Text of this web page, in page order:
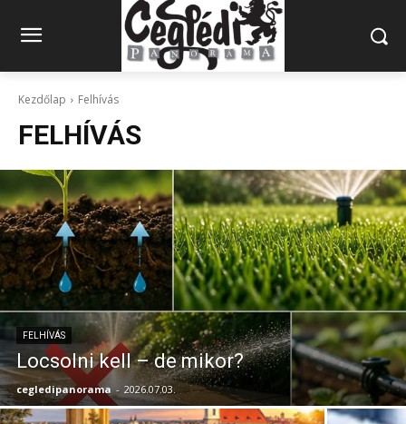
Kezdőlap Felhívás
FELHÍVÁS
FELHÍVÁS
Locsolni kell – de mikor?
cegledipanorama - 2026.07.03.